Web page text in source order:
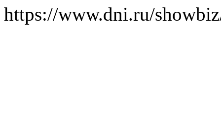
https://www.dni.ru/